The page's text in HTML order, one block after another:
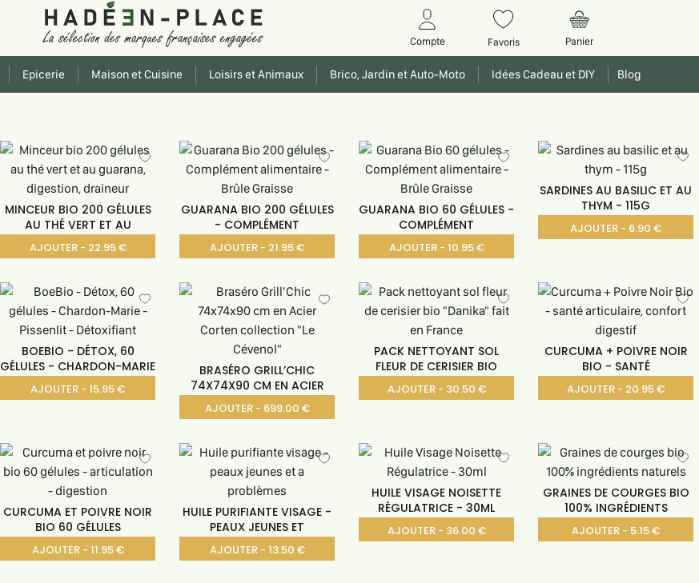
Compte Favoris Panier
Epicerie Maison et Cuisine Loisirs et Animaux Brico, Jardin et Auto-Moto Idées Cadeau et DIY Blog
MINCEUR BIO 200 GÉLULES
AU THÉ VERT ET AU
AJOUTER - 22.95 €
GUARANA BIO 200 GÉLULES
- COMPLÉMENT
AJOUTER - 21.95 €
GUARANA BIO 60 GÉLULES -
COMPLÉMENT
AJOUTER - 10.95 €
SARDINES AU BASILIC ET AU
THYM - 115G
AJOUTER - 6.90 €
BOEBIO - DÉTOX, 60
GÉLULES - CHARDON-MARIE
AJOUTER - 15.95 €
BRASÉRO GRILL’CHIC
74X74X90 CM EN ACIER
AJOUTER - 699.00 €
PACK NETTOYANT SOL
FLEUR DE CERISIER BIO
AJOUTER - 30.50 €
CURCUMA + POIVRE NOIR
BIO - SANTÉ
AJOUTER - 20.95 €
CURCUMA ET POIVRE NOIR
BIO 60 GÉLULES
AJOUTER - 11.95 €
HUILE PURIFIANTE VISAGE -
PEAUX JEUNES ET
AJOUTER - 13.50 €
HUILE VISAGE NOISETTE
RÉGULATRICE - 30ML
AJOUTER - 36.00 €
GRAINES DE COURGES BIO
100% INGRÉDIENTS
AJOUTER - 5.15 €